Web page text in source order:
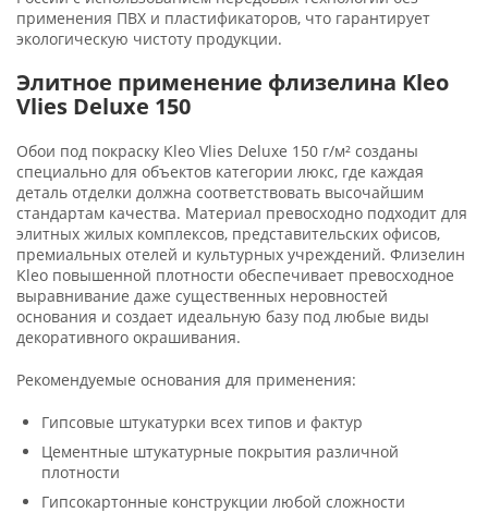
применения ПВХ и пластификаторов, что гарантирует
экологическую чистоту продукции.
Элитное применение флизелина Kleo
Vlies Deluxe 150
Обои под покраску Kleo Vlies Deluxe 150 г/м² созданы
специально для объектов категории люкс, где каждая
деталь отделки должна соответствовать высочайшим
стандартам качества. Материал превосходно подходит для
элитных жилых комплексов, представительских офисов,
премиальных отелей и культурных учреждений. Флизелин
Kleo повышенной плотности обеспечивает превосходное
выравнивание даже существенных неровностей
основания и создает идеальную базу под любые виды
декоративного окрашивания.
Рекомендуемые основания для применения:
Гипсовые штукатурки всех типов и фактур
Цементные штукатурные покрытия различной
плотности
Гипсокартонные конструкции любой сложности